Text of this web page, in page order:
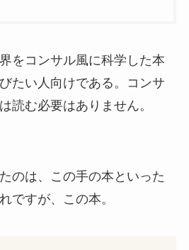
をコンサル風に科学した本
たい人向けである。コンサ
読む必要はありません。
のは、この手の本といった
ですが、この本。